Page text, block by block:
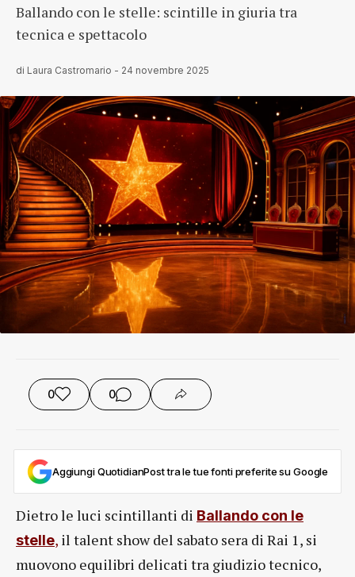
Ballando con le stelle: scintille in giuria tra
tecnica e spettacolo
di Laura Castromario - 24 novembre 2025
0 0
Aggiungi QuotidianPost tra le tue fonti preferite su Google
Dietro le luci scintillanti di Ballando con le
stelle, il talent show del sabato sera di Rai 1, si
muovono equilibri delicati tra giudizio tecnico,